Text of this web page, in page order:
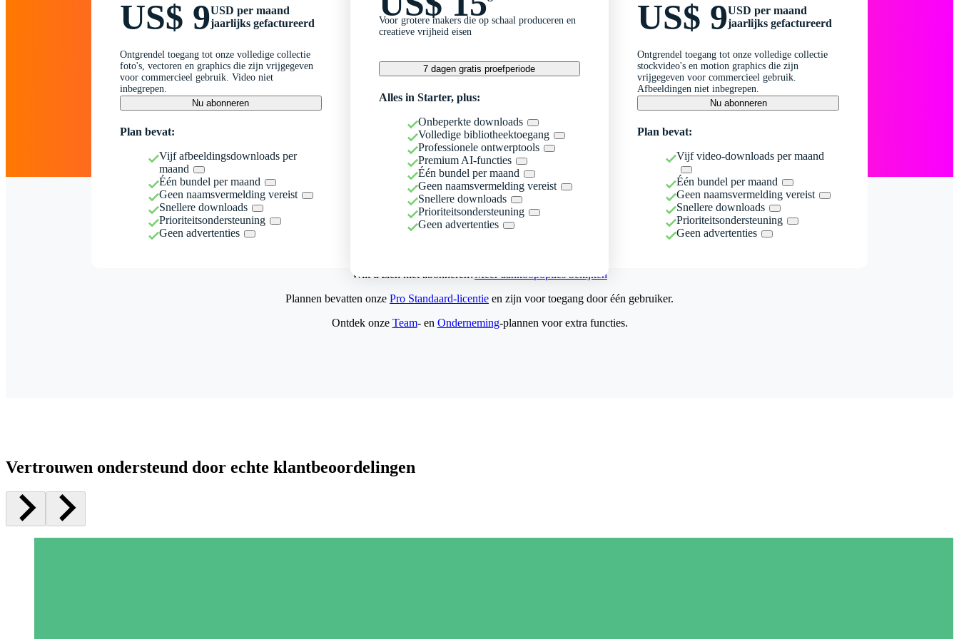
US$ 9USD per maand
jaarlijks gefactureerd
Ontgrendel toegang tot onze volledige collectie
foto's, vectoren en graphics die zijn vrijgegeven
voor commercieel gebruik. Video niet
inbegrepen.
Nu abonneren
Plan bevat:
Vijf afbeeldingsdownloads per
maand
Één bundel per maand
Geen naamsvermelding vereist
Snellere downloads
Prioriteitsondersteuning
Geen advertenties
Voor grotere makers die op schaal produceren en
creatieve vrijheid eisen
7 dagen gratis proefperiode
Alles in Starter, plus:
Onbeperkte downloads
Volledige bibliotheektoegang
Professionele ontwerptools
Premium AI-functies
Één bundel per maand
Geen naamsvermelding vereist
Snellere downloads
Prioriteitsondersteuning
Geen advertenties
US$ 9USD per maand
jaarlijks gefactureerd
Ontgrendel toegang tot onze volledige collectie
stockvideo's en motion graphics die zijn
vrijgegeven voor commercieel gebruik.
Afbeeldingen niet inbegrepen.
Nu abonneren
Plan bevat:
Vijf video-downloads per maand
Één bundel per maand
Geen naamsvermelding vereist
Snellere downloads
Prioriteitsondersteuning
Geen advertenties
Wilt u zich niet abonneren?Meer aankoopopties bekijken
Plannen bevatten onze Pro Standaard-licentie en zijn voor toegang door één gebruiker.
Ontdek onze Team- en Onderneming-plannen voor extra functies.
Vertrouwen ondersteund door echte klantbeoordelingen